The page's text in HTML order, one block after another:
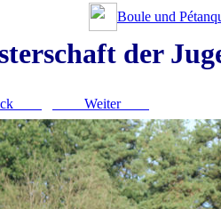
Boule und
der
Weiter